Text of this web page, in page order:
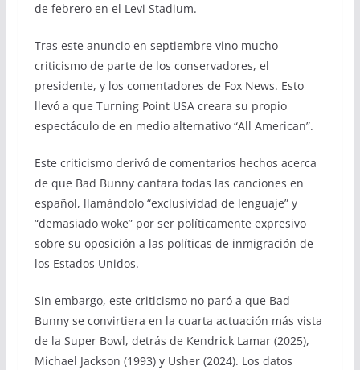
de febrero en el Levi Stadium.
Tras este anuncio en septiembre vino mucho
criticismo de parte de los conservadores, el
presidente, y los comentadores de Fox News. Esto
llevó a que Turning Point USA creara su propio
espectáculo de en medio alternativo “All American”.
Este criticismo derivó de comentarios hechos acerca
de que Bad Bunny cantara todas las canciones en
español, llamándolo “exclusividad de lenguaje” y
“demasiado woke” por ser políticamente expresivo
sobre su oposición a las políticas de inmigración de
los Estados Unidos.
Sin embargo, este criticismo no paró a que Bad
Bunny se convirtiera en la cuarta actuación más vista
de la Super Bowl, detrás de Kendrick Lamar (2025),
Michael Jackson (1993) y Usher (2024). Los datos